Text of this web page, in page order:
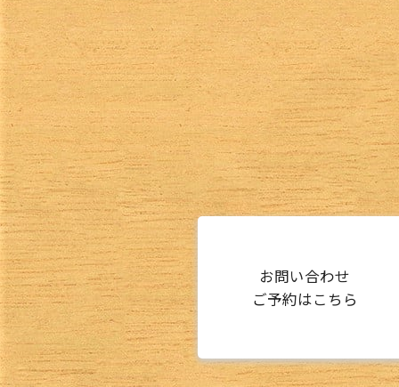
お問い合わせ
ご予約はこちら